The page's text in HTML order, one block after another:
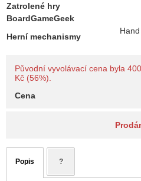
Zatrolené hry
BoardGameGeek
Herní mechanismy
Původní vyvolávací cena byla
Kč (56%).
Cena
Popis ?